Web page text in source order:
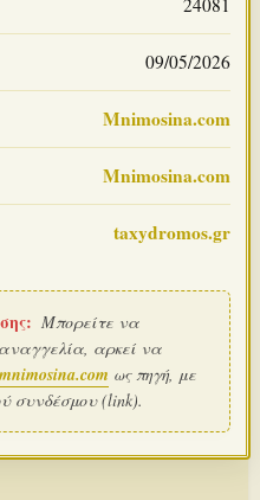
24081
09/05/2026
Mnimosina.com
Mnimosina.com
taxydromos.gr
Μπορείτε να
αρκεί να
mnimosina.com ως πηγή, με
συνδέσμου (link).